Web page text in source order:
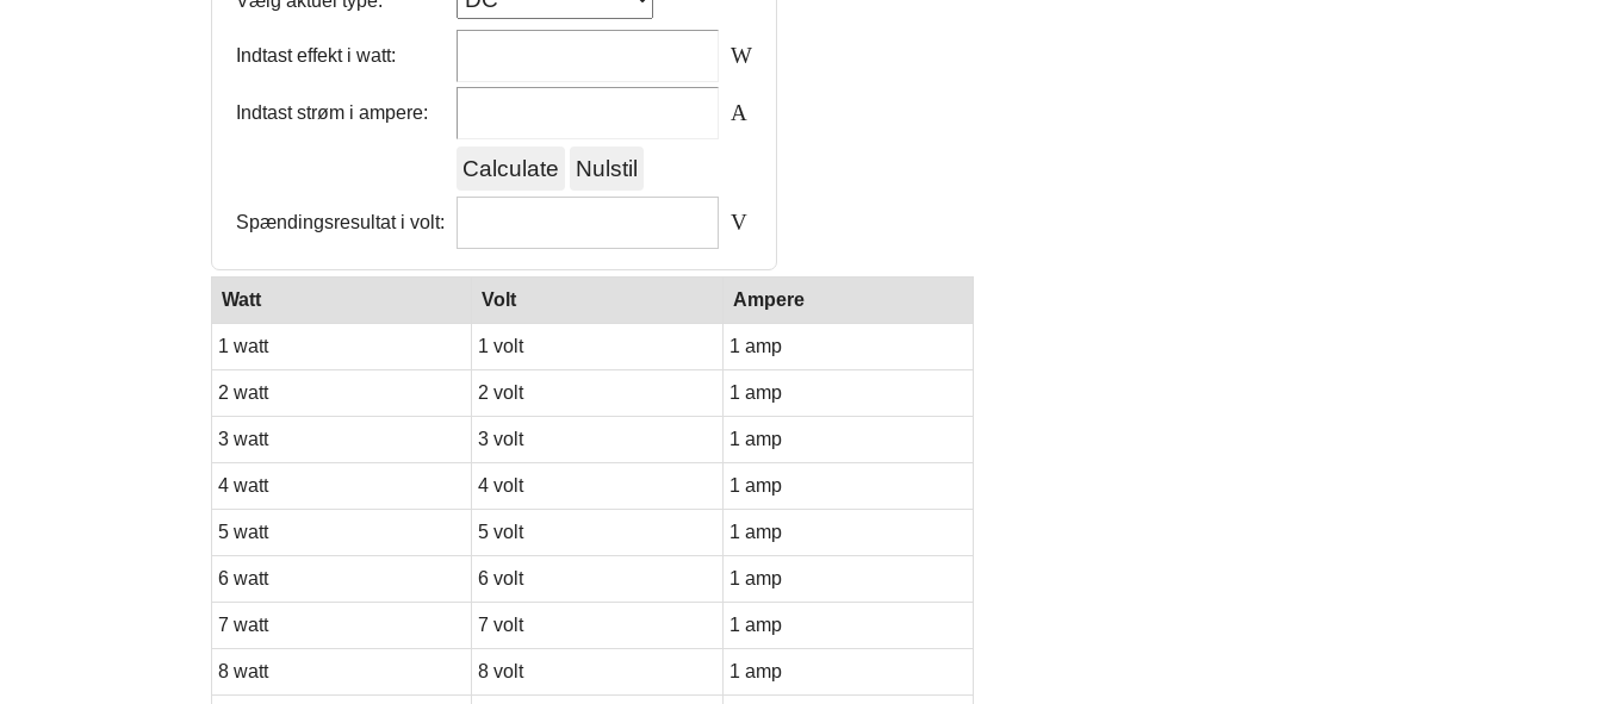
Indtast effekt i watt: W
Indtast strøm i ampere: A
Spændingsresultat i volt: V
Watt Volt Ampere
1 watt 1 volt 1 amp
2 watt 2 volt 1 amp
3 watt 3 volt 1 amp
4 watt 4 volt 1 amp
5 watt 5 volt 1 amp
6 watt 6 volt 1 amp
7 watt 7 volt 1 amp
8 watt 8 volt 1 amp